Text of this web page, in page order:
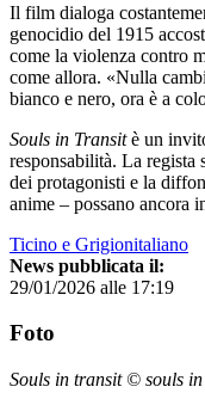
Il film dialoga
genocidio del 1915
come la violenza contro
come allora. «Nulla
bianco e nero, ora è a
Souls in Transitè un
responsabilità. La regista
dei protagonisti e la
anime – possano ancora
Ticino e Grigionitaliano
News pubblicata il:
29/01/2026 alle 17:19
Foto
Souls in transit © souls